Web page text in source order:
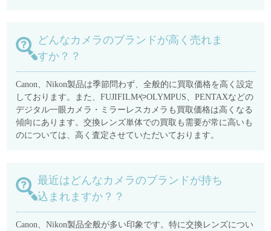
どんなカメラのブランドが高く売れま
すか？？
Canon、Nikon製品は季節問わず、全般的に買取価格を高く設定
しております。また、FUJIFILMやOLYMPUS、PENTAXなどの
デジタル一眼カメラ・ミラーレスカメラも買取価格は高くなる
傾向にあります。交換レンズ単体での買取も需要が常に高いも
のについては、高く査定させていただいております。
最近はどんなカメラのブランドが持ち
込まれますか？？
Canon、Nikon製品全般が多い印象です。特に交換レンズについ